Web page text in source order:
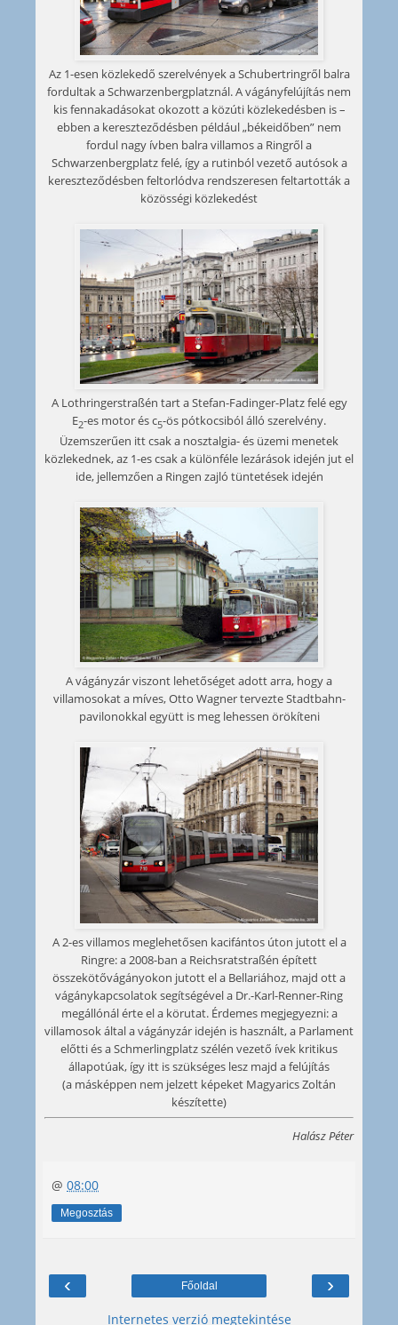
Az 1-esen közlekedő szerelvények a Schubertringről balra
fordultak a Schwarzenbergplatznál. A vágányfelújítás nem
kis fennakadásokat okozott a közúti közlekedésben is –
ebben a kereszteződésben például „békeidőben” nem
fordul nagy ívben balra villamos a Ringről a
Schwarzenbergplatz felé, így a rutinból vezető autósok a
kereszteződésben feltorlódva rendszeresen feltartották a
közösségi közlekedést
A Lothringerstraßén tart a Stefan-Fadinger-Platz felé egy
E2-es motor és c5-ös pótkocsiból álló szerelvény.
Üzemszerűen itt csak a nosztalgia- és üzemi menetek
közlekednek, az 1-es csak a különféle lezárások idején jut el
ide, jellemzően a Ringen zajló tüntetések idején
A vágányzár viszont lehetőséget adott arra, hogy a
villamosokat a míves, Otto Wagner tervezte Stadtbahn-
pavilonokkal együtt is meg lehessen örökíteni
A 2-es villamos meglehetősen kacifántos úton jutott el a
Ringre: a 2008-ban a Reichsratstraßén épített
összekötővágányokon jutott el a Bellariához, majd ott a
vágánykapcsolatok segítségével a Dr.-Karl-Renner-Ring
megállónál érte el a körutat. Érdemes megjegyezni: a
villamosok által a vágányzár idején is használt, a Parlament
előtti és a Schmerlingplatz szélén vezető ívek kritikus
állapotúak, így itt is szükséges lesz majd a felújítás
(a másképpen nem jelzett képeket Magyarics Zoltán
készítette)
Halász Péter
@ 08:00
Megosztás
‹ ›
Főoldal
Internetes verzió megtekintése